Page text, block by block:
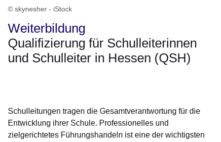
© skynesher - iStock
Weiterbildung
Qualifizierung für Schulleiterinnen
und Schulleiter in Hessen (QSH)
Schulleitungen tragen die Gesamtverantwortung für die
Entwicklung ihrer Schule. Professionelles und
zielgerichtetes Führungshandeln ist eine der wichtigsten